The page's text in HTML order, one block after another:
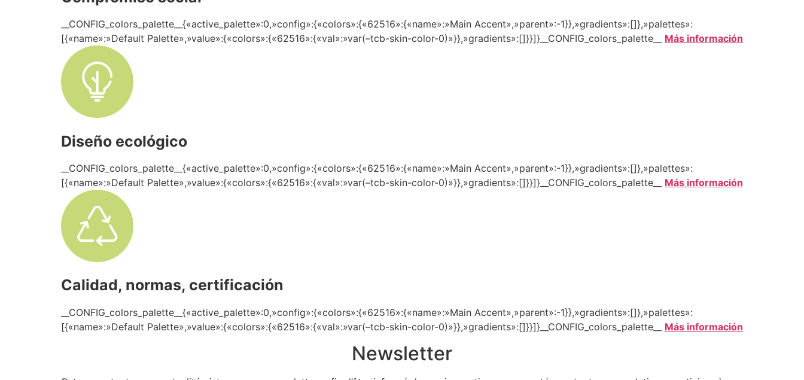
__CONFIG_colors_palette__{«active_palette»:0,»config»:{«colors»:{«62516»:{«name»:»Main Accent»,»parent»:-1}},»gradients»:[]},»palettes»:
[{«name»:»Default Palette»,»value»:{«colors»:{«62516»:{«val»:»var(–tcb-skin-color-0)»}},»gradients»:[]}}]}__CONFIG_colors_palette__ Más información
Diseño ecológico
__CONFIG_colors_palette__{«active_palette»:0,»config»:{«colors»:{«62516»:{«name»:»Main Accent»,»parent»:-1}},»gradients»:[]},»palettes»:
[{«name»:»Default Palette»,»value»:{«colors»:{«62516»:{«val»:»var(–tcb-skin-color-0)»}},»gradients»:[]}}]}__CONFIG_colors_palette__ Más información
Calidad, normas, certificación
__CONFIG_colors_palette__{«active_palette»:0,»config»:{«colors»:{«62516»:{«name»:»Main Accent»,»parent»:-1}},»gradients»:[]},»palettes»:
[{«name»:»Default Palette»,»value»:{«colors»:{«62516»:{«val»:»var(–tcb-skin-color-0)»}},»gradients»:[]}}]}__CONFIG_colors_palette__ Más información
Newsletter